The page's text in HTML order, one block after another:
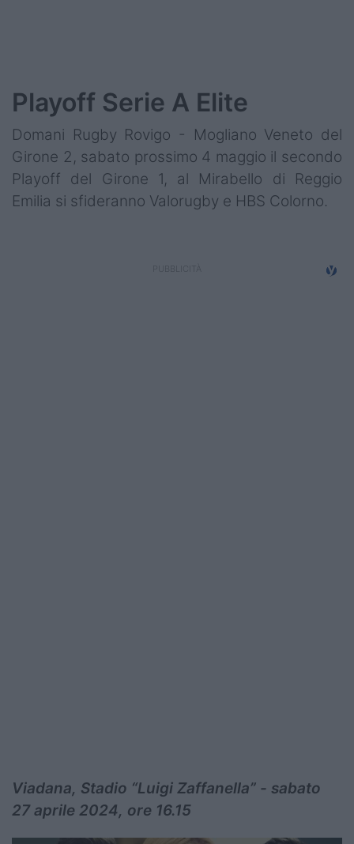
Playoff Serie A Elite
Domani Rugby Rovigo - Mogliano Veneto del
Girone 2, sabato prossimo 4 maggio il secondo
Playoff del Girone 1, al Mirabello di Reggio
Emilia si sfideranno Valorugby e HBS Colorno.
Viadana, Stadio “Luigi Zaffanella” - sabato
27 aprile 2024, ore 16.15